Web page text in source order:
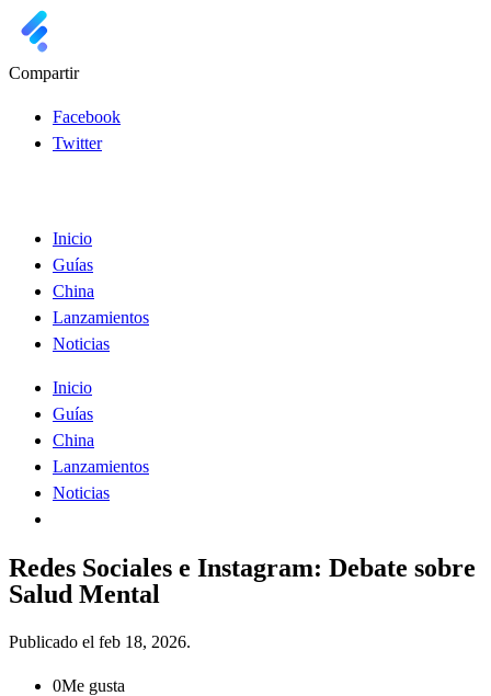
Compartir
Facebook
Twitter
Inicio
Guías
China
Lanzamientos
Noticias
Inicio
Guías
China
Lanzamientos
Noticias
Redes Sociales e Instagram: Debate sobre
Salud Mental
Publicado el feb 18, 2026.
0Me gusta